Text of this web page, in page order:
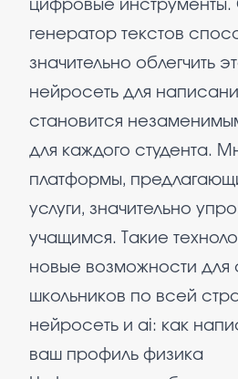
цифровые
генератор текстов
значительно облегчить
нейросеть для
становится
для каждого студента.
платформы,
услуги, значительно
учащимся. Такие
новые возможности для
школьников по всей
нейросеть и ai: как
ваш профиль физика